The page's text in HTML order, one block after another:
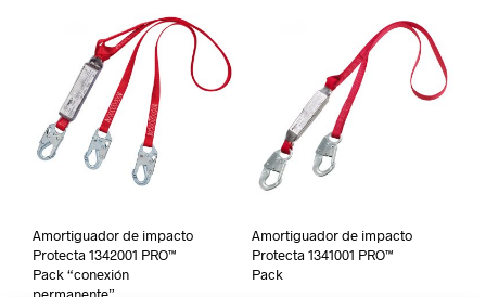
Amortiguador de impacto
Protecta 1342001 PRO™
Pack “conexión
Amortiguador de impacto
Protecta 1341001 PRO™
Pack